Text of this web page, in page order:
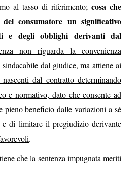
al tasso di riferimento; cosa che
consumatore un significativo
e degli obblighi derivanti dal
non riguarda la convenienza
dal giudice, ma attiene ai
dal contratto determinando
e normativo, dato che consente ad
pieno beneficio dalle variazioni a sé
e di limitare il pregiudizio derivante
.
che la sentenza impugnata meriti